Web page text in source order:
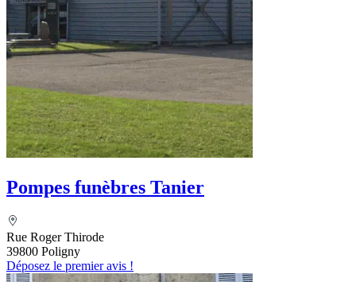
Pompes funèbres Tanier
Rue Roger Thirode
39800 Poligny
Déposez le premier avis !